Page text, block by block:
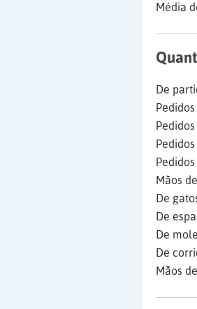
Média
De
Mãos
De
De
De
De
Mãos